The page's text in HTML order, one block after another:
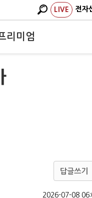
LIVE 전자
리미엄
답글쓰기
2026-07-08